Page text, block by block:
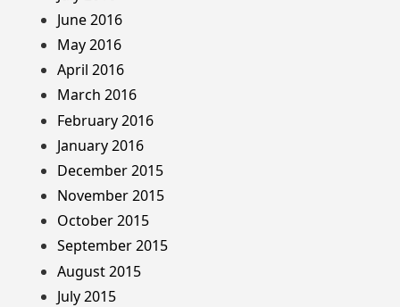
June 2016
May 2016
April 2016
March 2016
February 2016
January 2016
December 2015
November 2015
October 2015
September 2015
August 2015
July 2015